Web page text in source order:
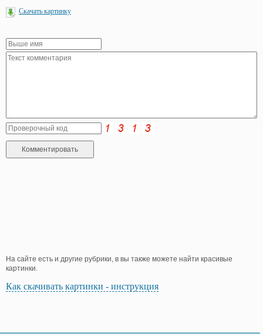
Скачать картинку
На сайте есть и другие рубрики, в вы также можете найти красивые
картинки.
Как скачивать картинки - инструкция